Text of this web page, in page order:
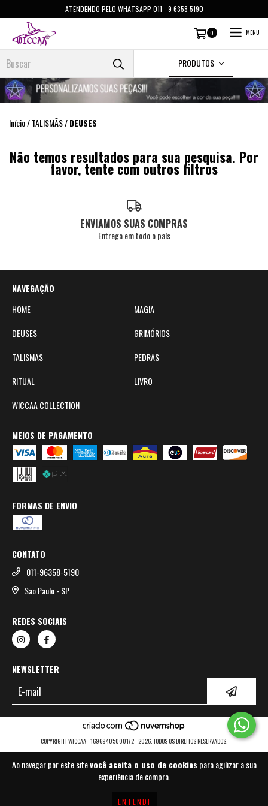
Ao navegar por este sitevocê aceita o uso de cookies para agilizar a sua
experiência de compra.
ENTENDI
ATENDENDO PELO WHATSAPP 011 - 9 6358 5190
0 MENU
PRODUTOS
Início/TALISMÃS/DEUSES
Não temos resultados para sua pesquisa. Por
favor, tente com outros filtros
ENVIAMOS SUAS COMPRAS
Entrega em todo o país
NAVEGAÇÃO
HOME
MAGIA
DEUSES
GRIMÓRIOS
TALISMÃS
PEDRAS
RITUAL
LIVRO
WICCAA COLLECTION
MEIOS DE PAGAMENTO
FORMAS DE ENVIO
CONTATO
011-96358-5190
São Paulo - SP
REDES SOCIAIS
NEWSLETTER
COPYRIGHT WICCAA - 16969405000172 - 2026. TODOS OS DIREITOS RESERVADOS.